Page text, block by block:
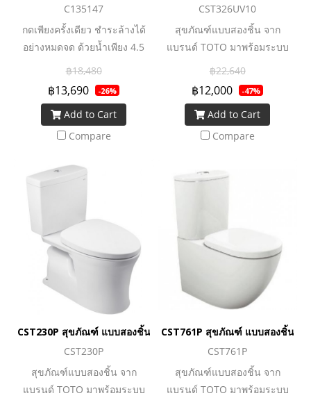
C135147
กดเพียงครั้งเดียว ชำระล้างได้
อย่างหมดจด ด้วยน้ำเพียง 4.5
ลิตร ฝารองนั่งเปิดปิดนุ่มนวล
ป้องกันการตกกระแทก
฿18,480
฿13,690 -26%
Add to Cart
Compare
CST326UV10
สุขภัณฑ์แบบสองชิ้น จาก
แบรนด์ TOTO มาพร้อมระบบ
ชำระล้างที่ทรงพลัง ทำความ
สะอาดหมดจด ทั้งยังประหยัดน้ำ
ยิ่งขึ้นด้วยเทคโนโลยี Water
Saving ช่วยเพิ่มประสิทธิภาพ
การชำระล้าง แต่ใช้ปริมาณน้ำ
ง่ายด้วยเทคโนโลยีการเคลือบ
สาร Cefiontect ที่พื้นผิวสุข
ถือได้ว่าเป็นอีกหนึ่งตัวเลือกดี ๆ
ของนวัตกรรมโถสุขภัณฑ์ที่มอบ
ความคุ้มค่าและตอบโจทย์การ
ใช้งานอย่างแท้จริง
฿22,640
฿12,000 -47%
Add to Cart
Compare
CST230P สุขภัณฑ์ แบบสองชิ้น 3/4.8 ลิตร
CST230P
สุขภัณฑ์แบบสองชิ้น จาก
แบรนด์ TOTO มาพร้อมระบบ
CST761P สุขภัณฑ์ แบบสองชิ้น 3/
CST761P
สุขภัณฑ์แบบสองชิ้น จาก
แบรนด์ TOTO มาพร้อมระบบ